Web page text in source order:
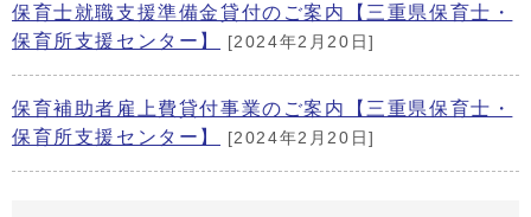
保育士就職支援準備金貸付のご案内【三重県保育士・
保育所支援センター】
[2024年2月20日]
保育補助者雇上費貸付事業のご案内【三重県保育士・
保育所支援センター】
[2024年2月20日]